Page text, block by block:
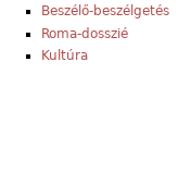
Beszélő-beszélgetés
Roma-dosszié
Kultúra